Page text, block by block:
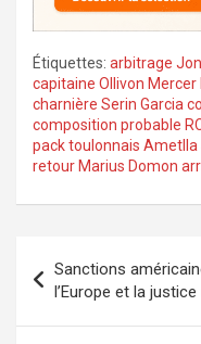
Étiquettes: arbitrage
capitaine Ollivon Mercer
charnière Serin Garcia
composition probable
pack toulonnais Ametlla
retour Marius Domon
de
l’article
Sanctions
l’Europe et la